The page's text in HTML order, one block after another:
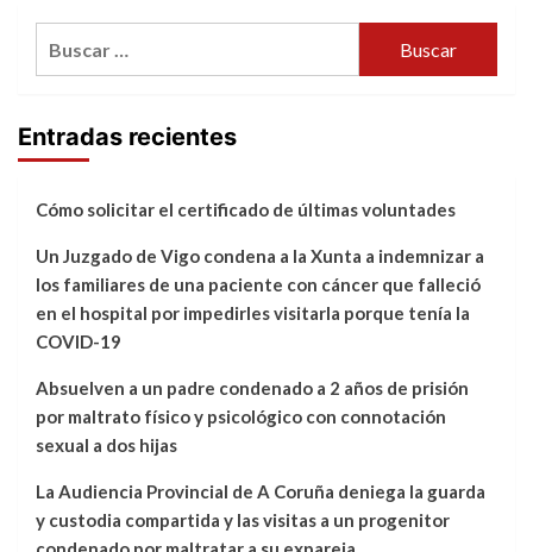
Entradas recientes
Cómo solicitar el certificado de últimas voluntades
Un Juzgado de Vigo condena a la Xunta a indemnizar a
los familiares de una paciente con cáncer que falleció
en el hospital por impedirles visitarla porque tenía la
COVID-19
Absuelven a un padre condenado a 2 años de prisión
por maltrato físico y psicológico con connotación
sexual a dos hijas
La Audiencia Provincial de A Coruña deniega la guarda
y custodia compartida y las visitas a un progenitor